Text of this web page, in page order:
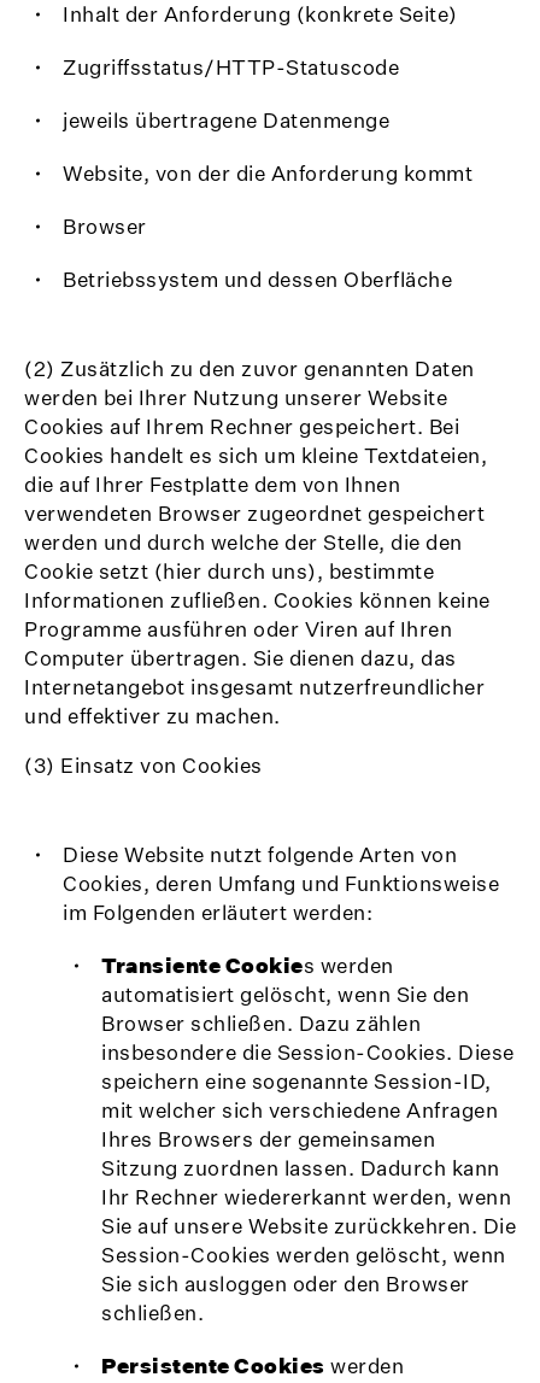
Inhalt der Anforderung (konkrete Seite)
Zugriffsstatus/HTTP-Statuscode
jeweils übertragene Datenmenge
Website, von der die Anforderung kommt
Browser
Betriebssystem und dessen Oberfläche
(2) Zusätzlich zu den zuvor genannten Daten
werden bei Ihrer Nutzung unserer Website
Cookies auf Ihrem Rechner gespeichert. Bei
Cookies handelt es sich um kleine Textdateien,
die auf Ihrer Festplatte dem von Ihnen
verwendeten Browser zugeordnet gespeichert
werden und durch welche der Stelle, die den
Cookie setzt (hier durch uns), bestimmte
Informationen zufließen. Cookies können keine
Programme ausführen oder Viren auf Ihren
Computer übertragen. Sie dienen dazu, das
Internetangebot insgesamt nutzerfreundlicher
und effektiver zu machen.
(3) Einsatz von Cookies
Diese Website nutzt folgende Arten von
Cookies, deren Umfang und Funktionsweise
im Folgenden erläutert werden:
Transiente Cookies werden
automatisiert gelöscht, wenn Sie den
Browser schließen. Dazu zählen
insbesondere die Session-Cookies. Diese
speichern eine sogenannte Session-ID,
mit welcher sich verschiedene Anfragen
Ihres Browsers der gemeinsamen
Sitzung zuordnen lassen. Dadurch kann
Ihr Rechner wiedererkannt werden, wenn
Sie auf unsere Website zurückkehren. Die
Session-Cookies werden gelöscht, wenn
Sie sich ausloggen oder den Browser
schließen.
Persistente Cookies werden